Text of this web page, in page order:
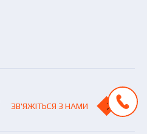
ЗВ'ЯЖІТЬСЯ З НАМИ